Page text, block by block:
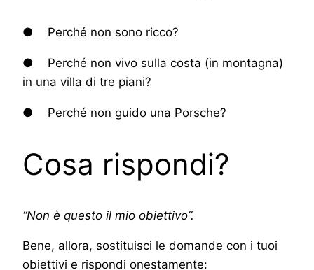
● Perché non sono ricco?
● Perché non vivo sulla costa (in montagna)
in una villa di tre piani?
● Perché non guido una Porsche?
Cosa rispondi?
“Non è questo il mio obiettivo”.
Bene, allora, sostituisci le domande con i tuoi
obiettivi e rispondi onestamente: